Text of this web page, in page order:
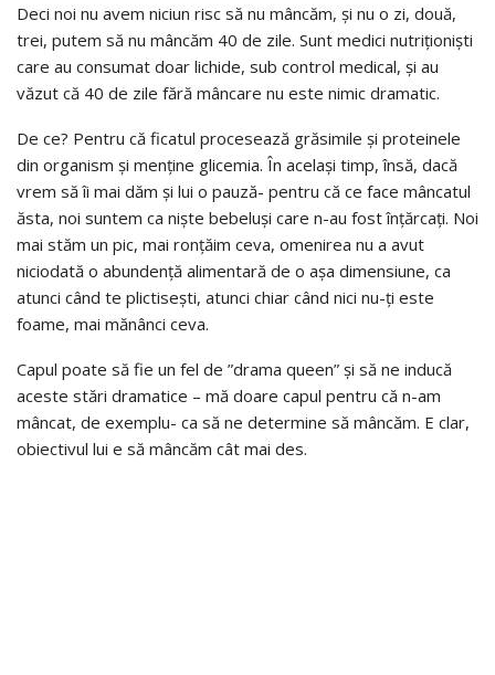
Deci noi nu avem niciun risc să nu mâncăm, și nu o zi, două,
trei, putem să nu mâncăm 40 de zile. Sunt medici nutriționiști
care au consumat doar lichide, sub control medical, și au
văzut că 40 de zile fără mâncare nu este nimic dramatic.
De ce? Pentru că ficatul procesează grăsimile și proteinele
din organism și menține glicemia. În același timp, însă, dacă
vrem să îi mai dăm și lui o pauză- pentru că ce face mâncatul
ăsta, noi suntem ca niște bebeluși care n-au fost înțărcați. Noi
mai stăm un pic, mai ronțăim ceva, omenirea nu a avut
niciodată o abundență alimentară de o așa dimensiune, ca
atunci când te plictisești, atunci chiar când nici nu-ți este
foame, mai mănânci ceva.
Capul poate să fie un fel de ”drama queen” și să ne inducă
aceste stări dramatice – mă doare capul pentru că n-am
mâncat, de exemplu- ca să ne determine să mâncăm. E clar,
obiectivul lui e să mâncăm cât mai des.